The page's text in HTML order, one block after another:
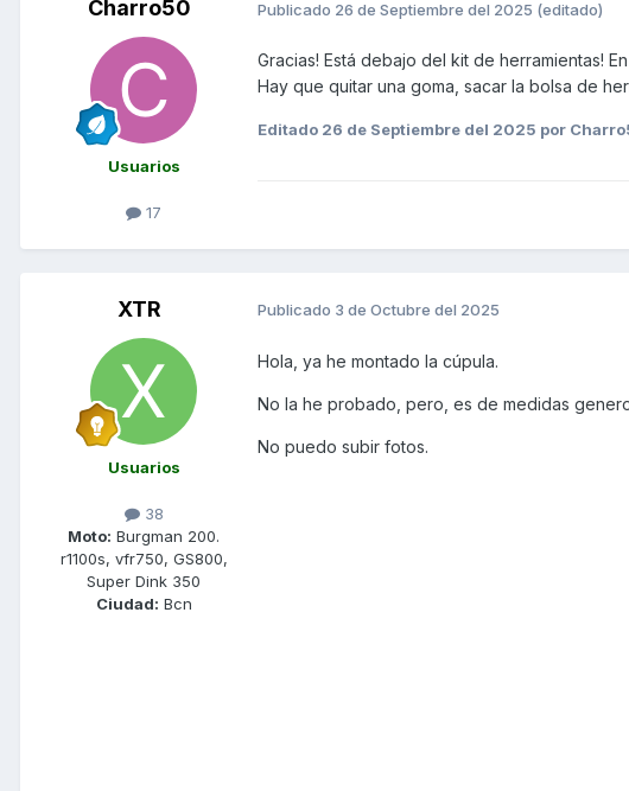
Charro50
Usuarios
17
Publicado 26 de Septiembre del 2025 (editado)
Gracias! Está debajo del kit de herramientas!
Hay que quitar una goma, sacar la bolsa de
Editado 26 de Septiembre del 2025 por
XTR
Usuarios
38
Moto: Burgman 200.
r1100s, vfr750, GS800,
Super Dink 350
Ciudad: Bcn
Publicado 3 de Octubre del 2025
Hola, ya he montado la cúpula.
No la he probado, pero, es de medidas
No puedo subir fotos.